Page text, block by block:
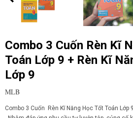
Combo 3 Cuốn Rèn Kĩ
Toán Lớp 9 + Rèn Kĩ
Lớp 9
MLB
Combo 3 Cuốn Rèn Kĩ Năng Học Tốt Toán Lớp